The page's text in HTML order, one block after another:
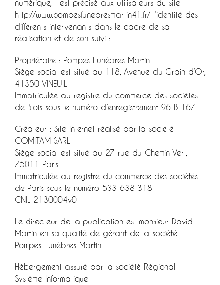
numérique, il est précisé aux utilisateurs du site
http://www.pompesfunebresmartin41.fr/ l’identité des
différents intervenants dans le cadre de sa
réalisation et de son suivi :
Propriétaire : Pompes Funèbres Martin
Siège social est situé au 118, Avenue du Grain d’Or,
41350 VINEUIL
Immatriculée au registre du commerce des sociétés
de Blois sous le numéro d’enregistrement 96 B 167
Créateur : Site Internet réalisé par la société
COMITAM SARL
Siège social est situé au 27 rue du Chemin Vert,
75011 Paris
Immatriculée au registre du commerce des sociétés
de Paris sous le numéro 533 638 318
CNIL 2130004v0
Le directeur de la publication est monsieur David
Martin en sa qualité de gérant de la société
Pompes Funèbres Martin
Hébergement assuré par la société Régional
Système Informatique